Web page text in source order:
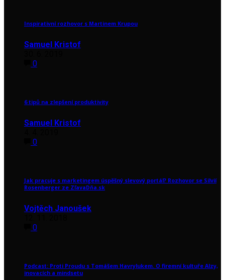
Inspirativní rozhovor s Martinem Krupou
Samuel Kristof
0
6 tipů na zlepšení produktivity
Samuel Kristof
0
Jak pracuje s marketingem úspěšný slevový portál? Rozhovor se Silvií
Rosenberger ze ZľavaDňa.sk
Vojtěch Janoušek
0
Podcast: Proti Proudu s Tomášem Havrylukem. O firemní kultuře Alzy,
inovacích a mindsetu